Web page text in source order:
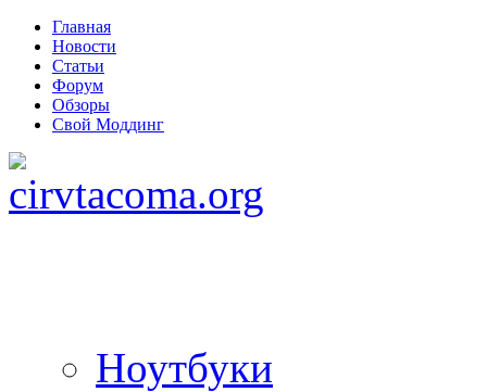
Главная
Новости
Статьи
Форум
Обзоры
Свой Моддинг
Ноутбуки